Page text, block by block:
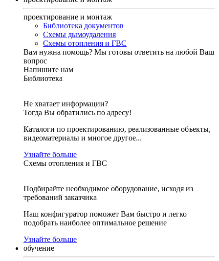
проектирование и монтаж
Библиотека документов
Схемы дымоудаления
Схемы отопления и ГВС
Вам нужна помощь? Мы готовы ответить на любой Ваш
вопрос
Напишите нам
Библиотека
Не хватает информации?
Тогда Вы обратились по адресу!
Каталоги по проектированию, реализованные объекты,
видеоматериалы и многое другое...
Узнайте больше
Схемы отопления и ГВС
Подбирайте необходимое оборудование, исходя из
требований заказчика
Наш конфигуратор поможет Вам быстро и легко
подобрать наиболее оптимальное решение
Узнайте больше
обучение